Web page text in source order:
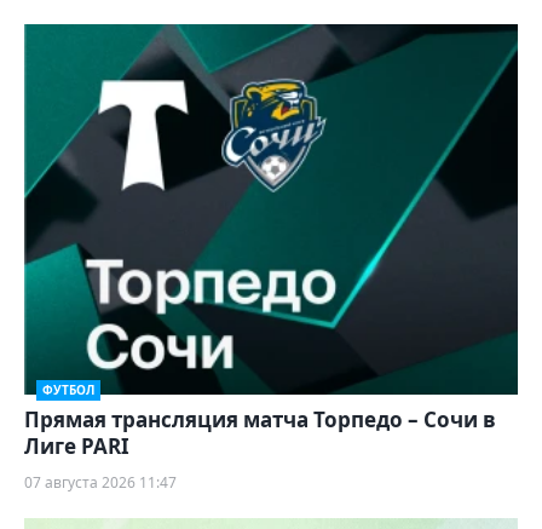
ФУТБОЛ
Прямая трансляция матча Торпедо – Сочи в
Лиге PARI
07 августа 2026 11:47